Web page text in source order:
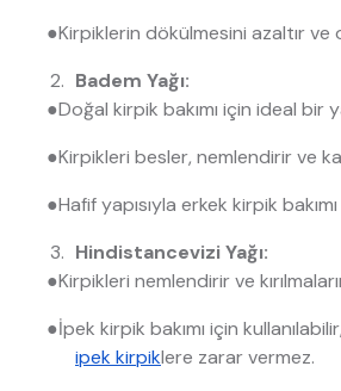
●Kirpiklerin dökülmesini azaltır ve
Badem Yağı:
●Doğal kirpik bakımı için ideal bir
●Kirpikleri besler, nemlendirir ve
●Hafif yapısıyla erkek kirpik
Hindistancevizi Yağı:
●Kirpikleri nemlendirir ve
●İpek kirpik bakımı için
ipek kirpiklere zarar vermez.